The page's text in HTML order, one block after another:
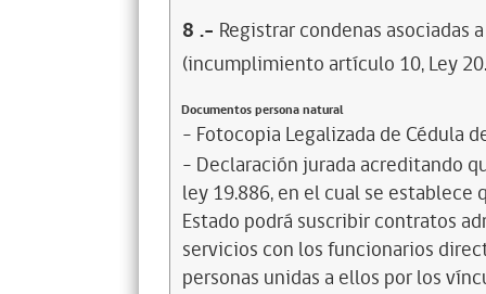
8 .- Registrar condenas asociadas
(incumplimiento artículo 10, Ley
Documentos persona natural
- Fotocopia Legalizada de Cédula
- Declaración jurada acreditando
ley 19.886, en el cual se
Estado podrá suscribir contratos
servicios con los funcionarios
personas unidas a ellos por los